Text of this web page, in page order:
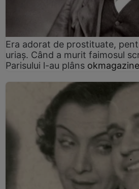
Era adorat de prostituate,
uriaș. Când a murit faimosul
Parisului l-au plâns